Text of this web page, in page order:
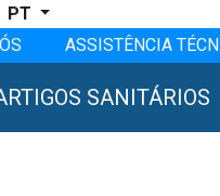
PT
ASSISTÊNCIA
SANITÁRIOS